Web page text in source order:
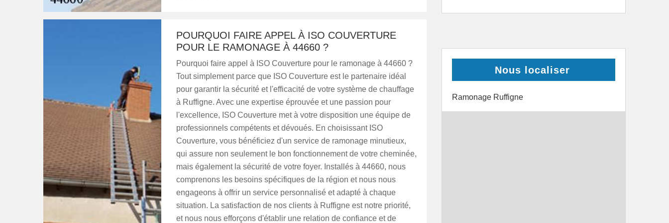
POURQUOI FAIRE APPEL À ISO COUVERTURE
POUR LE RAMONAGE À 44660 ?
Pourquoi faire appel à ISO Couverture pour le ramonage à 44660 ?
Tout simplement parce que ISO Couverture est le partenaire idéal
pour garantir la sécurité et l'efficacité de votre système de chauffage
à Ruffigne. Avec une expertise éprouvée et une passion pour
l'excellence, ISO Couverture met à votre disposition une équipe de
professionnels compétents et dévoués. En choisissant ISO
Couverture, vous bénéficiez d'un service de ramonage minutieux,
qui assure non seulement le bon fonctionnement de votre cheminée,
mais également la sécurité de votre foyer. Installés à 44660, nous
comprenons les besoins spécifiques de la région et nous nous
engageons à offrir un service personnalisé et adapté à chaque
situation. La satisfaction de nos clients à Ruffigne est notre priorité,
et nous nous efforçons d'établir une relation de confiance et de
Nous localiser
Ramonage Ruffigne